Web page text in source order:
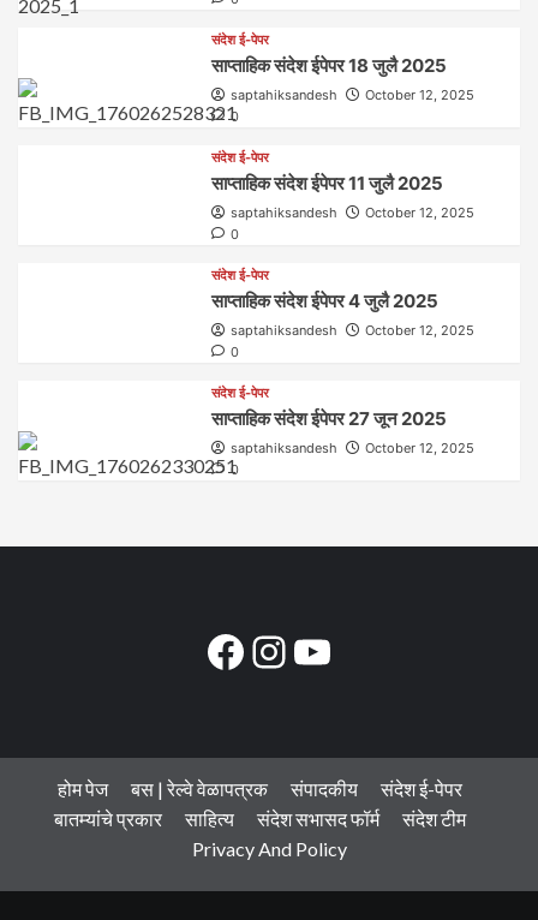
संदेश ई-पेपर
साप्ताहिक संदेश ईपेपर 18 जुलै 2025
saptahiksandesh
October 12, 2025
0
संदेश ई-पेपर
साप्ताहिक संदेश ईपेपर 11 जुलै 2025
saptahiksandesh
October 12, 2025
0
संदेश ई-पेपर
साप्ताहिक संदेश ईपेपर 4 जुलै 2025
saptahiksandesh
October 12, 2025
0
संदेश ई-पेपर
साप्ताहिक संदेश ईपेपर 27 जून 2025
saptahiksandesh
October 12, 2025
0
Facebook
Instagram
YouTube
होम पेज बस | रेल्वे वेळापत्रक संपादकीय
संदेश ई-पेपर
बातम्यांचे प्रकार
साहित्य संदेश सभासद फॉर्म
संदेश टीम
Privacy And Policy